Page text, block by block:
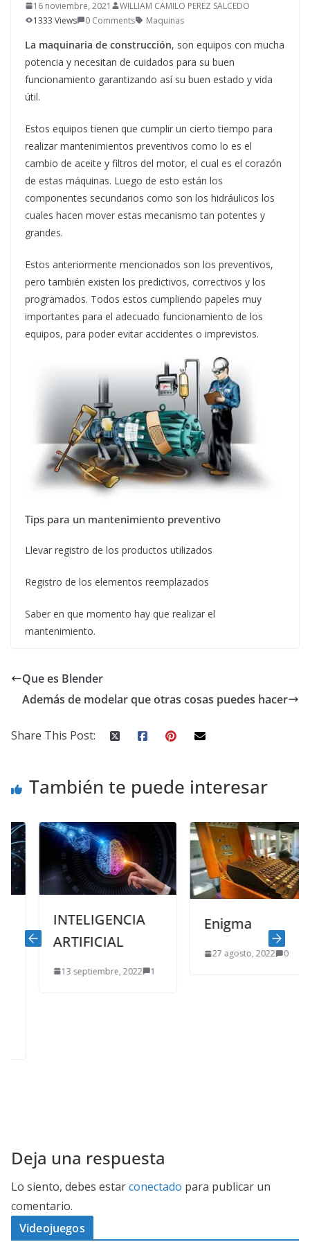
16 noviembre, 2021
WILLIAM CAMILO PEREZ SALCEDO
1333 Views
0 Comments Maquinas
La maquinaria de construcción, son equipos con mucha
potencia y necesitan de cuidados para su buen
funcionamiento garantizando así su buen estado y vida
útil.
Estos equipos tienen que cumplir un cierto tiempo para
realizar mantenimientos preventivos como lo es el
cambio de aceite y filtros del motor, el cual es el corazón
de estas máquinas. Luego de esto están los
componentes secundarios como son los hidráulicos los
cuales hacen mover estas mecanismo tan potentes y
grandes.
Estos anteriormente mencionados son los preventivos,
pero también existen los predictivos, correctivos y los
programados. Todos estos cumpliendo papeles muy
importantes para el adecuado funcionamiento de los
equipos, para poder evitar accidentes o imprevistos.
Tips para un mantenimiento preventivo
Llevar registro de los productos utilizados
Registro de los elementos reemplazados
Saber en que momento hay que realizar el
mantenimiento.
Que es Blender
Además de modelar que otras cosas puedes hacer
Share This Post:
También te puede interesar
INTELIGENCIA
ARTIFICIAL
13 septiembre, 2022 1
Enigma
27 agosto, 2022 0
Deja una respuesta
Lo siento, debes estarconectado para publicar un
comentario.
Videojuegos